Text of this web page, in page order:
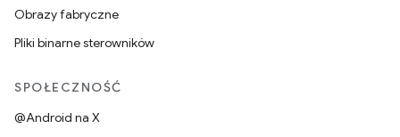
Obrazy fabryczne
Pliki binarne sterowników
SPOŁECZNOŚĆ
@Android na X